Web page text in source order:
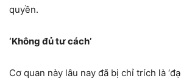
quyền.
‘Không đủ tư cách’
Cơ quan này lâu nay đã bị chỉ trích là